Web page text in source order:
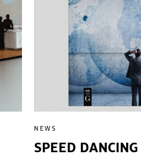
experimenta, dem größten
Mehr Informationen dazu
https://
experimenta/entdeckerwelten Rendering @
Hutton Architekten
NEWS
SPEED